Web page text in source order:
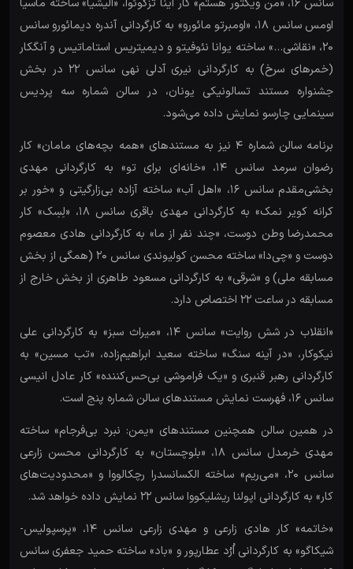
سانس 16، «من ویکتور هستم» کار اینا تزگوئوا، «آلیشیا» ساخته ماسیا
اومس سانس 18، «اومبرتو مائورو» به کارگردانی آندره دیمائورو سانس
20، «نقاشی…» ساخته یوانا نئوفیتو و دیمیتریس استاماتیس و آنگکار
(خمرهای سرخ) به کارگردانی نیری آدلی نهی سانس 22 در بخش
جشنواره مستند تسالونیکی یونان، در سالن شماره سه پردیس
سینمایی چارسو نمایش داده می‌شود.
برنامه سالن شماره 4 نیز به مستندهای «همه بچه‌های مامان» کار
رضوان سرمد سانس 14، «خا‌نه‌ای برای تو» به کارگردانی مهدی
بخشی‌مقدم سانس 16،‌ «اهل آب» ساخته آزاده بی‌زارگیتی و «خور بر
کرانه کویر نمک» به کارگردانی مهدی باقری سانس 18، «لِسِک» کار
محمدرضا وطن دوست، «چند نفر از ما» به کارگردانی هادی معصوم
دوست و «چی‌دا» ساخته محسن کولیوندی سانس 20 (همگی از بخش
مسابقه ملی) و «شرقی» به کارگردانی مسعود طاهری از بخش خارج از
مسابقه در ساعت 22 اختصاص دارد.
«انقلاب در شش روایت» سانس 14، «میراث سبز» به کارگردانی علی
نیکوکار، «در آینه سنگ» ساخته سعید ابراهیم‌زاده، «تب مسین» به
کارگردانی رهبر قنبری و «یک فراموشی بی‌حس‌کننده» کار عادل انیسی
سانس 16، فهرست نمایش مستندهای سالن شماره پنج است.
در همین سالن همچنین مستندهای «یمن: نبرد بی‌فرجام» ساخته
مهدی خرمدل سانس 18، «بلوچستان» به کارگردانی محسن زارعی
سانس 20، «می‌ریم» ساخته الکسانسدرا رچکالووا و «محدودیت‌های
کار» به کارگردانی اپولنا ریشلیکووا سانس 22 نمایش داده خواهد شد.
«خاتمه» کار هادی زارعی و مهدی زارعی سانس 14، «پرسپولیس-
شیکاگو» به کارگردانی اُرُد عطارپور و «باد» ساخته حمید جعفری سانس